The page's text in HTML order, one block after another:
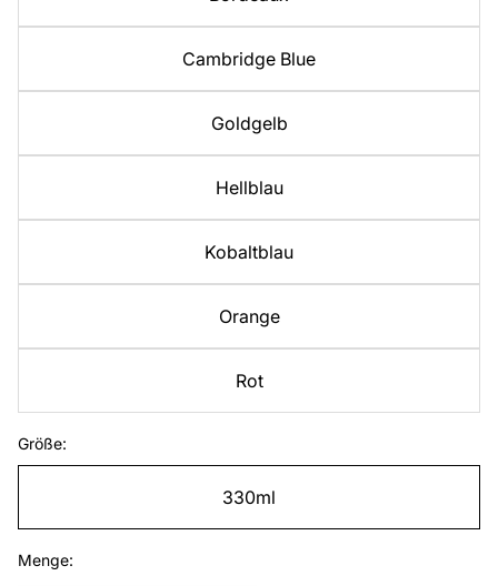
Cambridge Blue
Goldgelb
Hellblau
Kobaltblau
Orange
Rot
Größe:
330ml
Menge: